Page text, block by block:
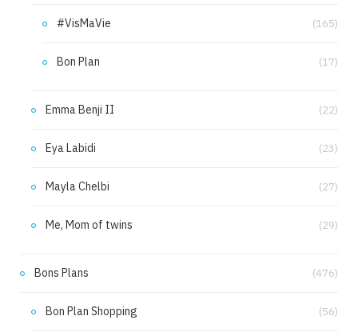
#VisMaVie (165)
Bon Plan (17)
Emma Benji II (22)
Eya Labidi (23)
Mayla Chelbi (27)
Me, Mom of twins (29)
Bons Plans (476)
Bon Plan Shopping (56)